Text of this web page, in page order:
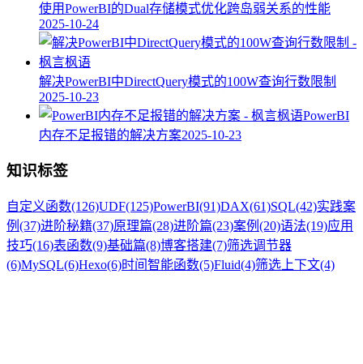
使用PowerBI的Dual存储模式优化跨岛弱关系的性能
2025-10-24
解决PowerBI中DirectQuery模式的100W查询行数限制
2025-10-23
PowerBI
内存不足报错的解决方案2025-10-23
知识标签
自定义函数(126)UDF(125)PowerBI(91)DAX(61)SQL(42)实践案
例 (37)进阶秘籍(37)原理篇(28)进阶篇(23)案例 (20)语法(19)应用
技巧(16)表函数(9)基础篇(8)博客搭建(7)筛选调节器
(6)MySQL(6)Hexo(6)时间智能函数(5)Fluid(4)筛选上下文(4)